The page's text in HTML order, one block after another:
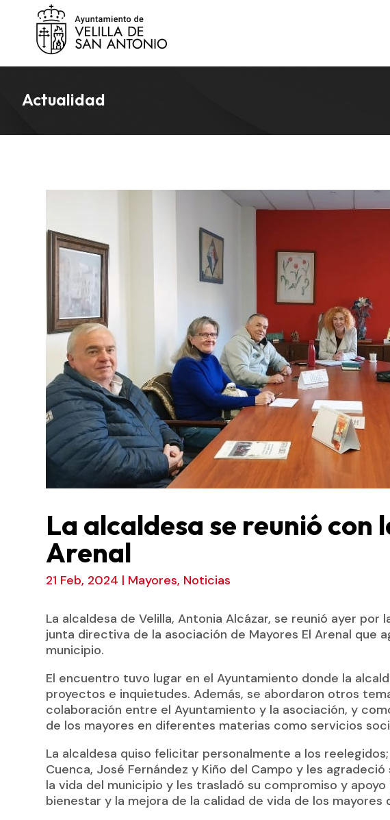
Actualidad
La alcaldesa se reunió con
Arenal
21 Feb, 2024 | Mayores, Noticias
La alcaldesa de Velilla, Antonia Alcázar, se reunió ayer por
junta directiva de la asociación de Mayores El Arenal que
municipio.
El encuentro tuvo lugar en el Ayuntamiento donde la
proyectos e inquietudes. Además, se abordaron otros
colaboración entre el Ayuntamiento y la asociación, y
de los mayores en diferentes materias como servicios
La alcaldesa quiso felicitar personalmente a los reelegidos;
Cuenca, José Fernández y Kiño del Campo y les
la vida del municipio y les trasladó su compromiso y
bienestar y la mejora de la calidad de vida de los mayores